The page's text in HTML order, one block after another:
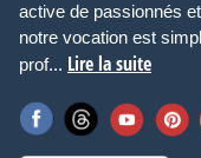
active de passionnés
notre vocation est
prof... Lire la suite